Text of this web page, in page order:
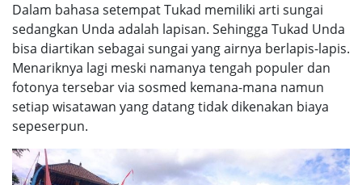
Dalam bahasa setempat Tukad memiliki arti sungai
sedangkan Unda adalah lapisan. Sehingga Tukad Unda
bisa diartikan sebagai sungai yang airnya berlapis-lapis.
Menariknya lagi meski namanya tengah populer dan
fotonya tersebar via sosmed kemana-mana namun
setiap wisatawan yang datang tidak dikenakan biaya
sepeserpun.